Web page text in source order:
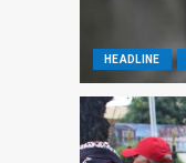
HEADLINE